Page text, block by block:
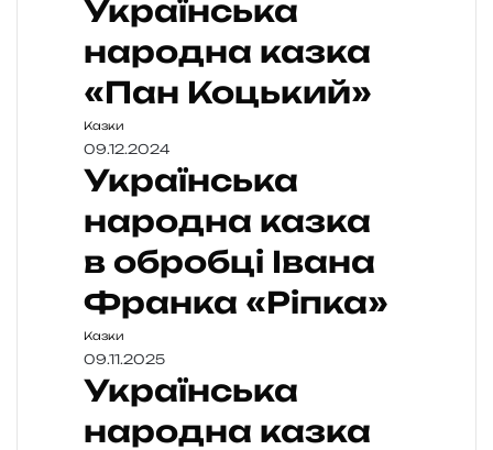
Українська
народна казка
«Пан Коцький»
Казки
09.12.2024
Українська
народна казка
в обробці Івана
Франка «Ріпка»
Казки
09.11.2025
Українська
народна казка